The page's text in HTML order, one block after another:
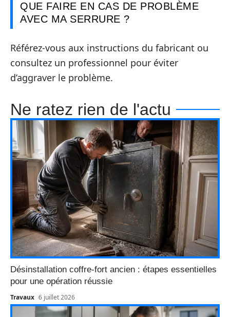
QUE FAIRE EN CAS DE PROBLÈME
AVEC MA SERRURE ?
Référez-vous aux instructions du fabricant ou
consultez un professionnel pour éviter
d’aggraver le problème.
Ne ratez rien de l'actu
Désinstallation coffre-fort ancien : étapes essentielles
pour une opération réussie
Travaux 6 juillet 2026